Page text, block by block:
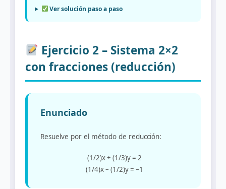
Ver solución paso a paso
Ejercicio 2 – Sistema 2×2
con fracciones (reducción)
Enunciado
Resuelve por el método de reducción:
(1/2)x + (1/3)y = 2
(1/4)x – (1/2)y = –1